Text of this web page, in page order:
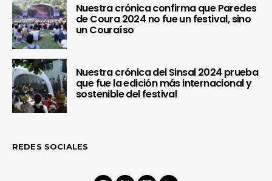
Nuestra crónica confirma que Paredes
de Coura 2024 no fue un festival, sino
un Couraíso
Nuestra crónica del Sinsal 2024 prueba
que fue la edición más internacional y
sostenible del festival
REDES SOCIALES